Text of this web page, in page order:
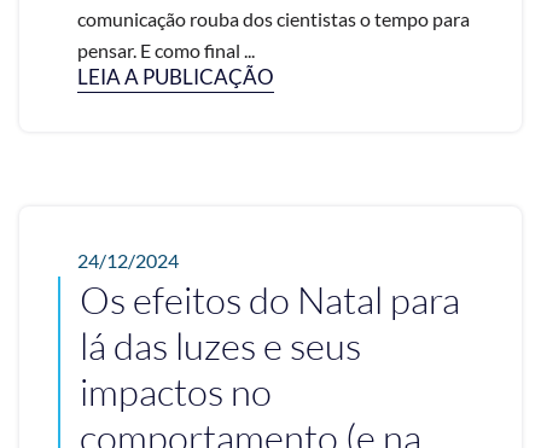
comunicação rouba dos cientistas o tempo para
pensar. E como final ...
LEIA A PUBLICAÇÃO
24/12/2024
Os efeitos do Natal para
lá das luzes e seus
impactos no
comportamento (e na